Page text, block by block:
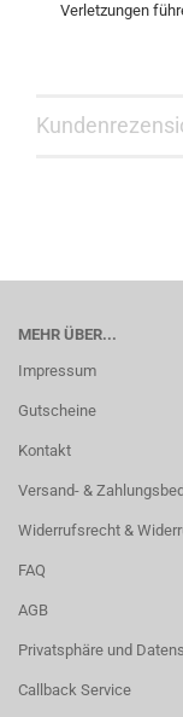
Verletzungen
MEHR ÜBER...
Impressum
Gutscheine
Kontakt
Versand- &
Widerrufsrecht &
FAQ
AGB
Privatsphäre und
Callback Service